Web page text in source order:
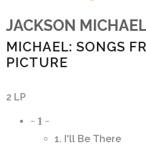
JACKSON
MICHAEL: SONGS
PICTURE
2 LP
- 1 -
1. I'll Be There